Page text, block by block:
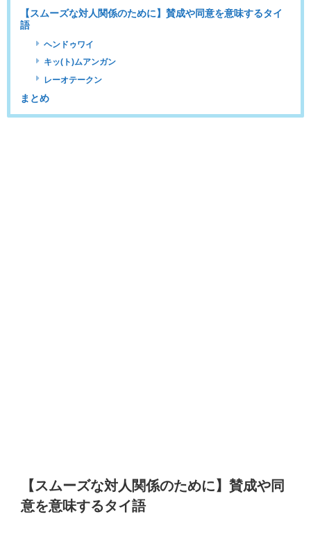
【スムーズな対人関係のために】賛成や同意を意味するタイ
語
ヘンドゥワイ
キッ(ト)ムアンガン
レーオテークン
まとめ
【スムーズな対人関係のために】賛成や同
意を意味するタイ語